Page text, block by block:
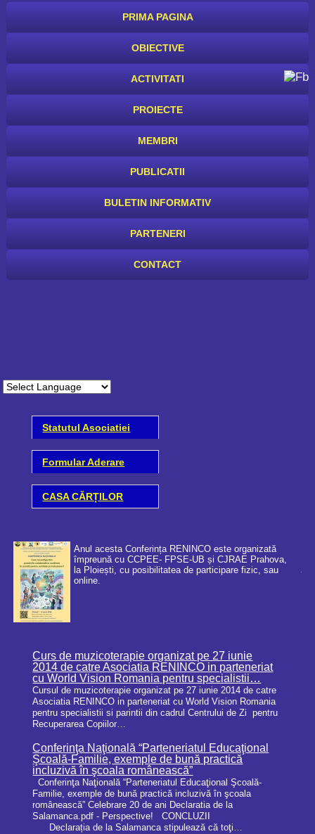
PRIMA PAGINA
OBIECTIVE
ACTIVITATI
PROIECTE
MEMBRI
PUBLICATII
BULETIN INFORMATIV
PARTENERI
CONTACT
Statutul Asociatiei
Formular Aderare
CASA CĂRȚILOR
Anul acesta Conferința RENINCO este organizată
împreună cu CCPEE- FPSE-UB și CJRAE Prahova,
la Ploiești, cu posibilitatea de participare fizic, sau
online.
Curs de muzicoterapie organizat pe 27 iunie
2014 de catre Asociatia RENINCO in parteneriat
cu World Vision Romania pentru specialistii…
Cursul de muzicoterapie organizat pe 27 iunie 2014 de catre
Asociatia RENINCO in parteneriat cu World Vision Romania
pentru specialistii si parintii din cadrul Centrului de Zi pentru
Recuperarea Copiilor…
Conferinţa Naţională “Parteneriatul Educaţional
Şcoală-Familie, exemple de bună practică
incluzivă în şcoala românească”
Conferinţa Naţională “Parteneriatul Educaţional Şcoală-
Familie, exemple de bună practică incluzivă în şcoala
românească” Celebrare 20 de ani Declaratia de la
Salamanca.pdf - Perspective! CONCLUZII
Declarația de la Salamanca stipulează că toţi…